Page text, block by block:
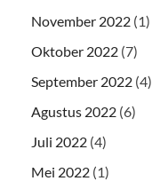
November 2022 (1)
Oktober 2022 (7)
September 2022 (4)
Agustus 2022 (6)
Juli 2022 (4)
Mei 2022 (1)